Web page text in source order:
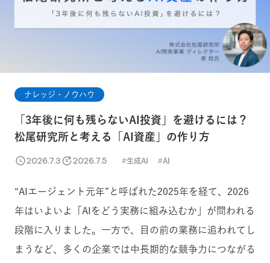
ナレッジ・ノウハウ
「3年後に何も残らないAI投資」を避けるには？
松尾研究所と考える「AI資産」の作り方
2026.7.3 2026.7.5 生成AI AI
“AIエージェント元年”と呼ばれた2025年を経て、2026
年はいよいよ「AIをどう実務に組み込むか」が問われる
段階に入りました。一方で、目の前の業務に追われてし
まうなど、多くの企業では中長期的な競争力につながる